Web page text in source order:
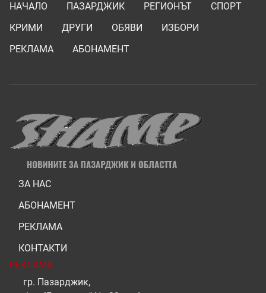
НАЧАЛО ПАЗАРДЖИК РЕГИОНЪТ
СПОРТ
КРИМИ
ДРУГИ ОБЯВИ
ИЗБОРИ
РЕКЛАМА
АБОНАМЕНТ
ЗА НАС
АБОНАМЕНТ
РЕКЛАМА
КОНТАКТИ
РЕКЛАМА
гр. Пазарджик,